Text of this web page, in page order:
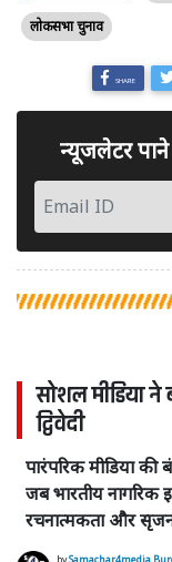
लोकसभा चुनाव
SHARE
न्यूजलेटर
सोशल मीडिया ने
द्विवेदी
पारंपरिक मीडिया
जब भारतीय नागरिक
रचनात्मकता और
bySamachar4media